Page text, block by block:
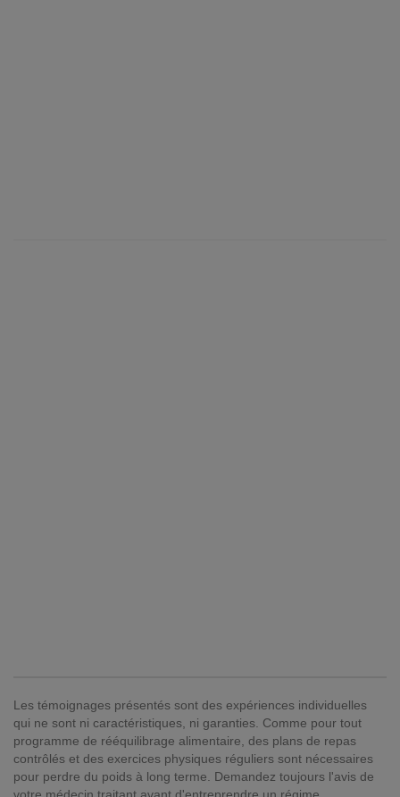
Les témoignages présentés sont des expériences individuelles
qui ne sont ni caractéristiques, ni garanties. Comme pour tout
programme de rééquilibrage alimentaire, des plans de repas
contrôlés et des exercices physiques réguliers sont nécessaires
pour perdre du poids à long terme. Demandez toujours l'avis de